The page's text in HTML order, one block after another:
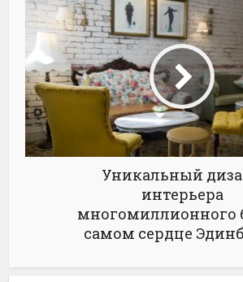
Уникальный
интерьера
многомиллионного
самом сердце